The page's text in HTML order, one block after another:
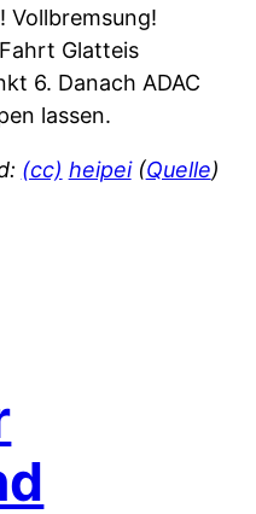
Vollbremsung!
Glatteis
6. Danach ADAC
lassen.
(cc) heipei(Quelle)